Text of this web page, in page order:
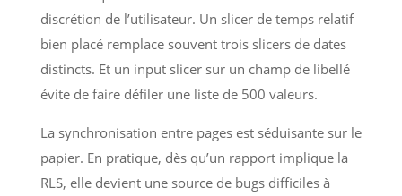
discrétion de l’utilisateur. Un slicer de temps relatif
bien placé remplace souvent trois slicers de dates
distincts. Et un input slicer sur un champ de libellé
évite de faire défiler une liste de 500 valeurs.
La synchronisation entre pages est séduisante sur le
papier. En pratique, dès qu’un rapport implique la
RLS, elle devient une source de bugs difficiles à